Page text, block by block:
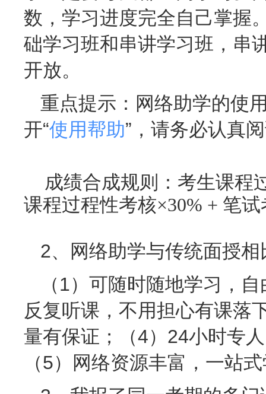
数，学习进度完全自己掌握
础学习班和串讲学习班，串
开放。
重点提示： 网络助学的使
开“使用帮助”，请务必认真
成绩合成规则： 考生课程
课程过程性考核×30% + 笔
2、网络助学与传统面授
（1）可随时随地学习，
反复听课，不用担心有课落
量有保证；（4）24小时专
（5）网络资源丰富，一站